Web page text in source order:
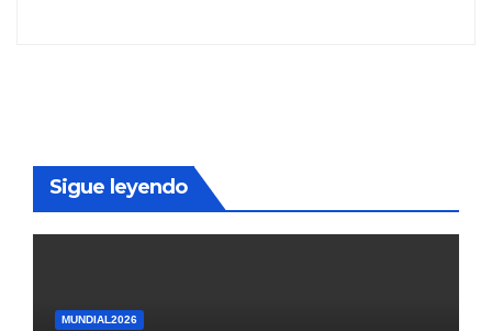
Sigue leyendo
MUNDIAL2026